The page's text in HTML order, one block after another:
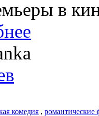
в
комедия , романтические